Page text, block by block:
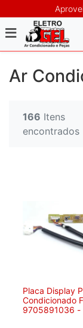
Ar
166 Itens
encontrados
Placa Display Para Ar
Condicionado
9705891036 -